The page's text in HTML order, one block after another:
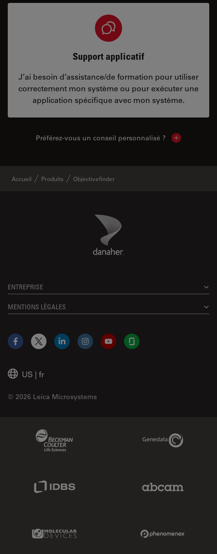
Support applicatif
J’ai besoin d’assistance/de formation pour utiliser
correctement mon système ou pour exécuter une
application spécifique avec mon système.
Préférez-vous un conseil personnalisé ? Show local
Accueil Produits Objectivefinder
Danaher Logo
ENTREPRISE
MENTIONS LÉGALES
US | fr
© 2026 Leica Microsystems
Facebook
X LinkedInInstagramYouTubeGlassdoor
Genedata Link
Molecular Devices Link